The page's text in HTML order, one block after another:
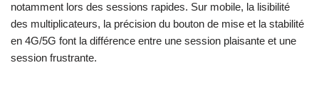
notamment lors des sessions rapides. Sur mobile, la lisibilité
des multiplicateurs, la précision du bouton de mise et la stabilité
en 4G/5G font la différence entre une session plaisante et une
session frustrante.